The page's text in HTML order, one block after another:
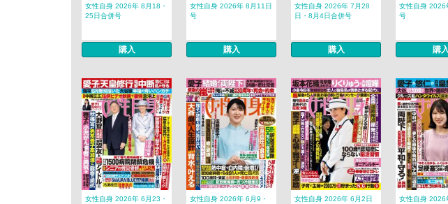
女性自身 2026年 8月18・
25日合併号
購入
女性自身 2026年 8月11日
号
購入
女性自身 2026年 7月28
日・8月4日合併号
購入
女性自身 2026
号
購入
女性自身 2026年 6月23・
女性自身 2026年 6月9・
女性自身 2026年 6月2日
女性自身 2026